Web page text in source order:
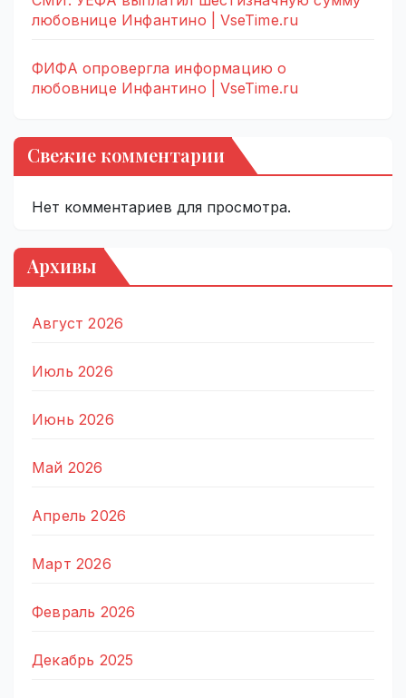
любовнице Инфантино | VseTime.ru
ФИФА опровергла информацию о
любовнице Инфантино | VseTime.ru
Свежие комментарии
Нет комментариев для просмотра.
Архивы
Август 2026
Июль 2026
Июнь 2026
Май 2026
Апрель 2026
Март 2026
Февраль 2026
Декабрь 2025